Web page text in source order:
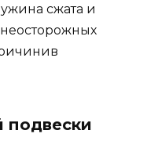
сжата и
подвески